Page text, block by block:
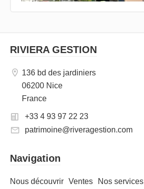
RIVIERA GESTION
136 bd des jardiniers
06200 Nice
France
+33 4 93 97 22 23
patrimoine@riveragestion.com
Navigation
Nous découvrir Ventes Nos services